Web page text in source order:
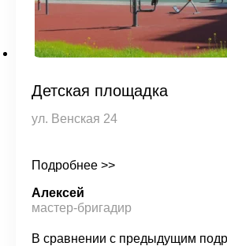
Детская площадка
ул. Венская 24
Подробнее >>
Алексей
мастер-бригадир
В сравнении с предыдущим